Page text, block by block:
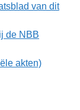
van dit
de NBB
akten)